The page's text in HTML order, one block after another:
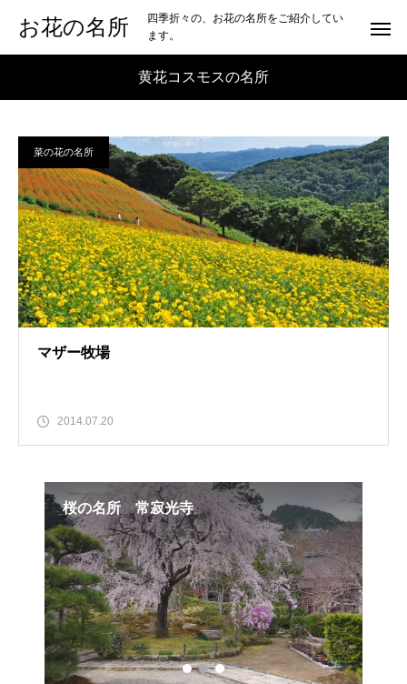
お花の名所
四季折々の、お花の名所をご紹介してい
ます。
黄花コスモスの名所
菜の花の名所
マザー牧場
2014.07.20
桜の名所 常寂光寺